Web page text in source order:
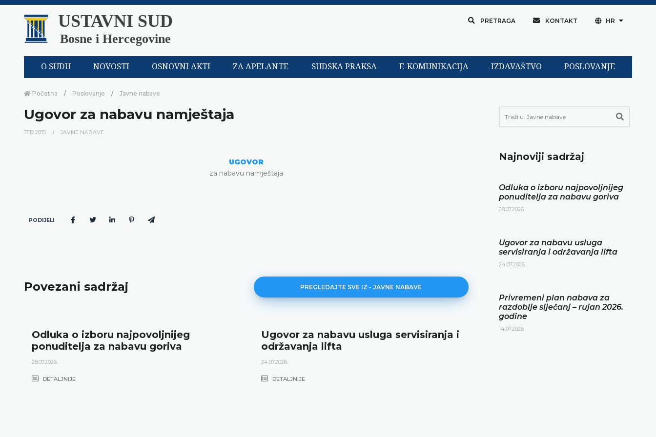
USTAVNI SUD
Bosne i Hercegovine
PRETRAGA KONTAKT HR
O SUDU NOVOSTI OSNOVNI AKTI ZA APELANTE SUDSKA PRAKSA E-KOMUNIKACIJA IZDAVAŠTVO POSLOVANJE
Početna Poslovanje Javne nabave
Ugovor za nabavu namještaja
17.12.2015. JAVNE NABAVE
UGOVOR
za nabavu namještaja
PODIJELI
Povezani sadržaj PREGLEDAJTE SVE IZ - JAVNE NABAVE
Odluka o izboru najpovoljnijeg
ponuditelja za nabavu goriva
28.07.2026.
DETALJNIJE
Ugovor za nabavu usluga servisiranja i
održavanja lifta
24.07.2026.
DETALJNIJE
Privremeni plan nabava za
Najnoviji sadržaj
Odluka o izboru najpovoljnijeg
ponuditelja za nabavu goriva
28.07.2026.
Ugovor za nabavu usluga
servisiranja i održavanja lifta
24.07.2026.
Privremeni plan nabava za
razdoblje siječanj – rujan 2026.
godine
14.07.2026.